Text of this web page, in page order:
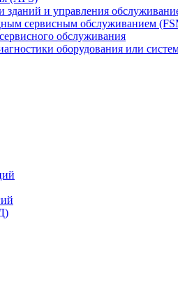
зданий и управления
сервисным обслуживанием
обслуживания
оборудования или